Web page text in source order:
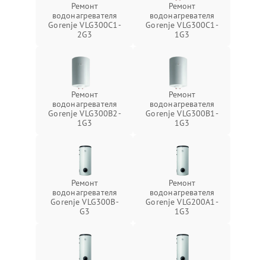
Ремонт
водонагревателя
Gorenje VLG300C1-
2G3
Ремонт
водонагревателя
Gorenje VLG300C1-
1G3
Ремонт
водонагревателя
Gorenje VLG300B2-
1G3
Ремонт
водонагревателя
Gorenje VLG300B1-
1G3
Ремонт
водонагревателя
Gorenje VLG300B-
G3
Ремонт
водонагревателя
Gorenje VLG200А1-
1G3